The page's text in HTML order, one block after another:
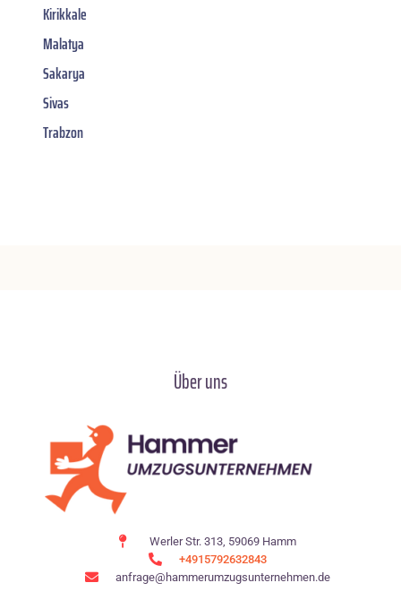
Kirikkale
Malatya
Sakarya
Sivas
Trabzon
Über uns
Werler Str. 313, 59069 Hamm
+4915792632843
anfrage@hammerumzugsunternehmen.de